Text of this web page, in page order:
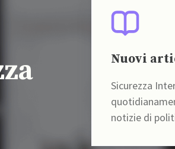
Nuovi
Sicurezza
notizie di